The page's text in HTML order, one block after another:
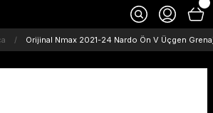
Orijinal Nmax 2021-24 Nardo Ön V Üçgen